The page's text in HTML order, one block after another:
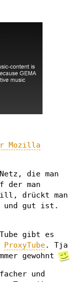
Mozilla
die man
der man
drückt man
und gut ist.
gibt es
ProxyTube. Tja
gewohnt
und